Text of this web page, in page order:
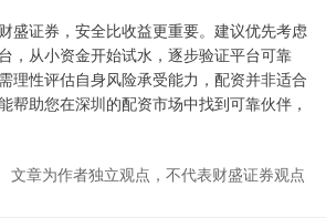
盛证券，安全比收益更重要。建议优先考虑
，从小资金开始试水，逐步验证平台可靠
理性评估自身风险承受能力，配资并非适合
帮助您在深圳的配资市场中找到可靠伙伴，
文章为作者独立观点，不代表财盛证券观点